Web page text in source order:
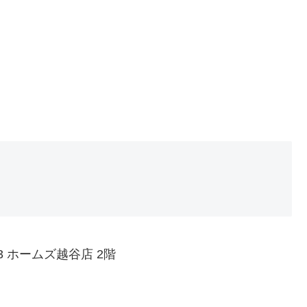
ホームズ越谷店 2階